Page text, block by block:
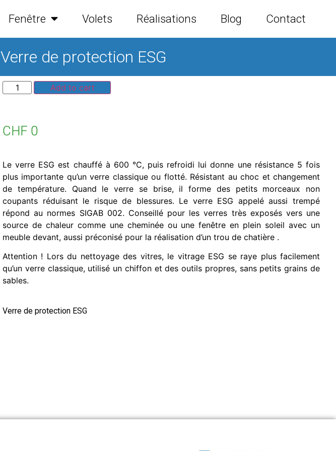
Fenêtre Volets Réalisations Blog Contact
Verre de protection ESG
Add to cart
CHF 0
Le verre ESG est chauffé à 600 °C, puis refroidi lui donne une résistance 5 fois
plus importante qu’un verre classique ou flotté. Résistant au choc et changement
de température. Quand le verre se brise, il forme des petits morceaux non
coupants réduisant le risque de blessures. Le verre ESG appelé aussi trempé
répond au normes SIGAB 002. Conseillé pour les verres très exposés vers une
source de chaleur comme une cheminée ou une fenêtre en plein soleil avec un
meuble devant, aussi préconisé pour la réalisation d’un trou de chatière .
Attention ! Lors du nettoyage des vitres, le vitrage ESG se raye plus facilement
qu’un verre classique, utilisé un chiffon et des outils propres, sans petits grains de
sables.
Verre de protection ESG